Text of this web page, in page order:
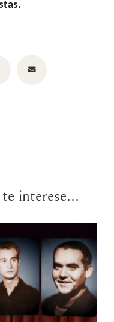
interese...